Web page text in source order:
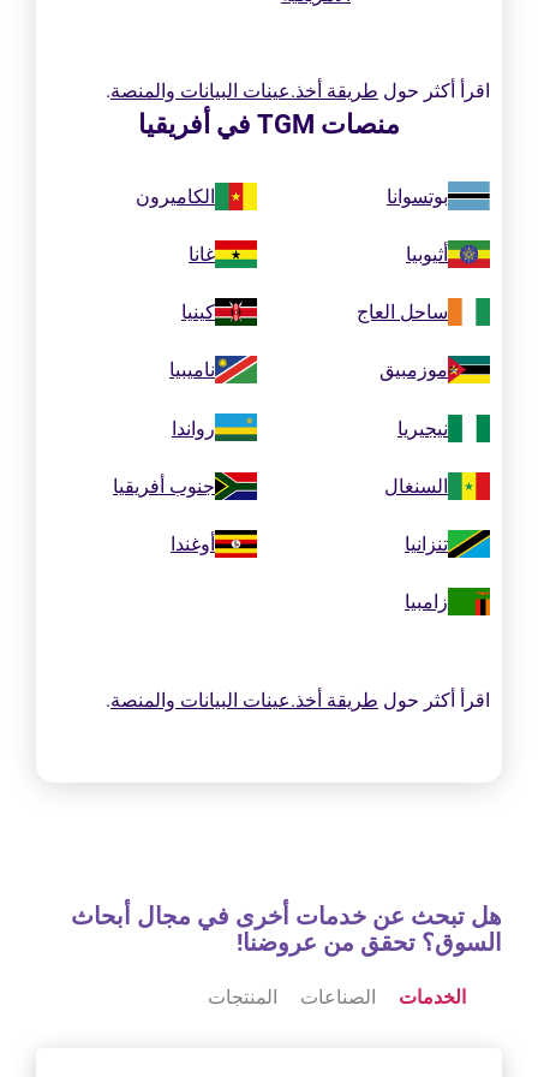
اقرأ أكثر حول طريقة أخذ.عينات البيانات والمنصة.
منصات TGM في أفريقيا
بوتسوانا الكاميرون
أثيوبيا غانا
ساحل العاج كينيا
موزمبيق ناميبيا
نيجيريا رواندا
السنغال جنوب أفريقيا
تنزانيا أوغندا
زامبيا
اقرأ أكثر حول طريقة أخذ.عينات البيانات والمنصة.
هل تبحث عن خدمات أخرى في مجال أبحاث
السوق؟ تحقق من عروضنا!
الخدمات الصناعات المنتجات